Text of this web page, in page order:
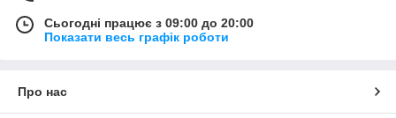
Сьогодні працює з 09:00 до 20:00
Показати весь графік роботи
Про нас